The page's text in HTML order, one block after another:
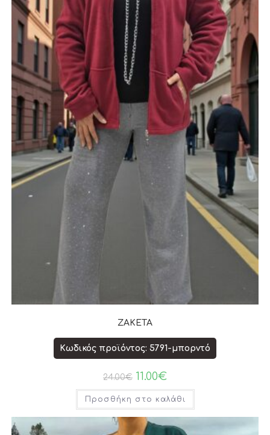
ΖΑΚΕΤΑ
Κωδικός προϊόντος: 5791-μπορντό
24.00€ 11.00€
Προσθήκη στο καλάθι